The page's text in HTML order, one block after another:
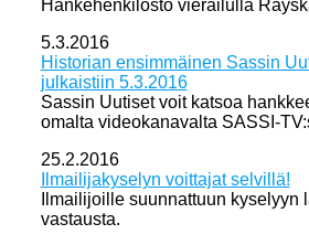
Hankehenkilöstö vierailulla
5.3.2016
Historian ensimmäinen Sassin
julkaistiin 5.3.2016
Sassin Uutiset voit katsoa
omalta videokanavalta SASSI-
25.2.2016
Ilmailijakyselyn voittajat selvillä!
Ilmailijoille suunnattuun kyselyyn
vastausta.